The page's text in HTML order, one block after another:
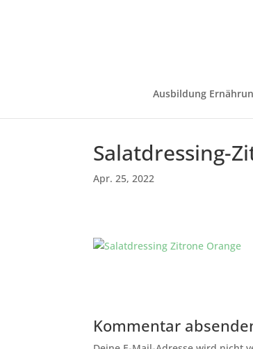
Ausbildung
Salatdressing-
Apr. 25, 2022
Kommentar